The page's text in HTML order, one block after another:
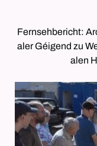
Fernsehbericht:
aler Géigend zu
alen